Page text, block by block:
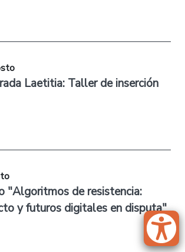
Laetitia: Taller de inserción
"Algoritmos de resistencia:
y futuros digitales en disputa"